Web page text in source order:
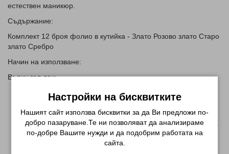
естествен маникюр.
Съдържание:
Комплект 12 броя фолио в кутийка - Злато Розово злато Старо
злато Сребро
Начин на използване:
Върху гел лак:
Направете маникюр в желаната форма
Нанесете база и изпечете
Нанесете лак в желаният цвят и изпечете
върху лепкавия слой внимателно поставете парченцата
с пинсета и притиснете
нанесете топ лак и изпечете
Настройки на бисквитките
Нашият сайт използва бисквитки за да Ви предложи по-
добро пазаруване.Те ни позволяват да анализираме
по-добре Вашите нужди и да подобрим работата на
сайта.